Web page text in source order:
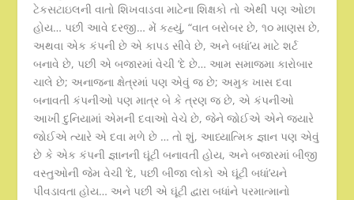
ટેકસટાઇલની વાતો શિખવાડવા માટેના શિક્ષકો તો એથી પણ ઓછા
હોય… પછી આવે દરજી… મેં કહ્યું, “વાત બરોબર છે, ૧૦ માણસ છે,
અથવા એક કંપની છે એ કાપડ સીવે છે, અને બધાં’ય માટે શર્ટ
બનાવે છે, પછી એ બજારમાં વેચી ‘દે છે… આમ સમાજમા કારોબાર
ચાલે છે; અનાજના ક્ષેત્રમાં પણ એવું જ છે; અમુક ખાસ દવા
બનાવતી કંપનીઓ પણ માત્ર બે કે ત્રણ જ છે, એ કંપનીઓ
આખી દુનિયામાં એમની દવાઓ વેચે છે, જેને જોઈએ એને જયારે
જોઈએ ત્યારે એ દવા મળે છે … તો શું, આધ્યાત્મિક જ્ઞાન પણ એવું
છે કે એક કંપની જ્ઞાનની ઘૂંટી બનાવતી હોય, અને બજારમાં બીજી
વસ્તુઓની જેમ વેચી ‘દે, પછી બીજા લોકો એ ઘૂંટી બધાં’યને
પીવડાવતા હોય… અને પછી એ ઘૂંટી દ્વારા બધાંને પરમાત્માનો